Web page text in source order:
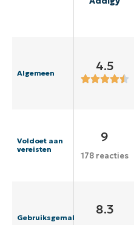
Algemeen 4.5
Voldoet aan
vereisten
9
178 reacties
Gebruiksgemak
8.3